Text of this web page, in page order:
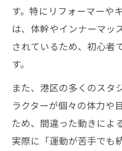
す。特にリフォーマーや
は、体幹やインナーマッ
されているため、初心者
す。
また、港区の多くのスタ
ラクターが個々の体力や
ため、間違った動きによ
実際に「運動が苦手でも